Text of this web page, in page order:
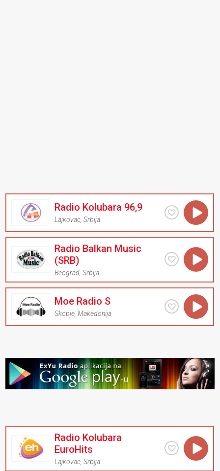
Radio Kolubara 96,9
Lajkovac ,Srbija
Radio Balkan Music
(SRB)
Beograd ,Srbija
Moe Radio S
Skopje ,Makedonija
Radio Kolubara
EuroHits
Lajkovac ,Srbija